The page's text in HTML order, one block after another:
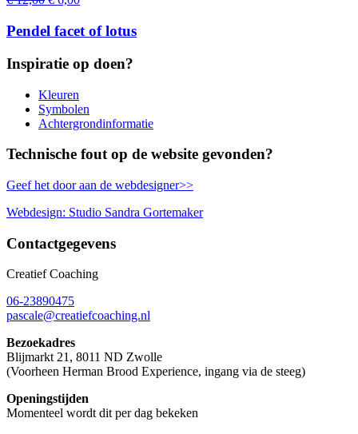
was:
€ 12,00.
is:
€ 6,00.
Pendel facet of lotus
Inspiratie op doen?
Kleuren
Symbolen
Achtergrondinformatie
Technische fout op de website gevonden?
Geef het door aan de webdesigner>>
Webdesign: Studio Sandra Gortemaker
Contactgegevens
Creatief Coaching
06-23890475
pascale@creatiefcoaching.nl
Bezoekadres
Blijmarkt 21, 8011 ND Zwolle
(Voorheen Herman Brood Experience, ingang via de steeg)
Openingstijden
Momenteel wordt dit per dag bekeken